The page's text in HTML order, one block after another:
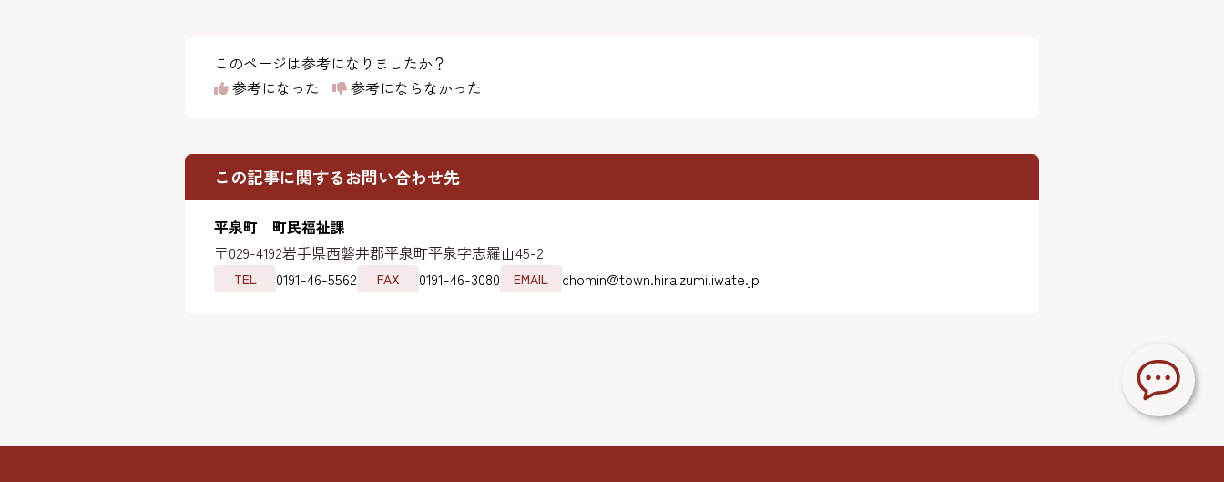
このページは参考になりましたか？
参考になった
参考にならなかった
この記事に関するお問い合わせ先
平泉町 町民福祉課
〒029-4192岩手県西磐井郡平泉町平泉字志羅山45-2
TEL 0191-46-5562 FAX 0191-46-3080 EMAIL chomin@town.hiraizumi.iwate.jp